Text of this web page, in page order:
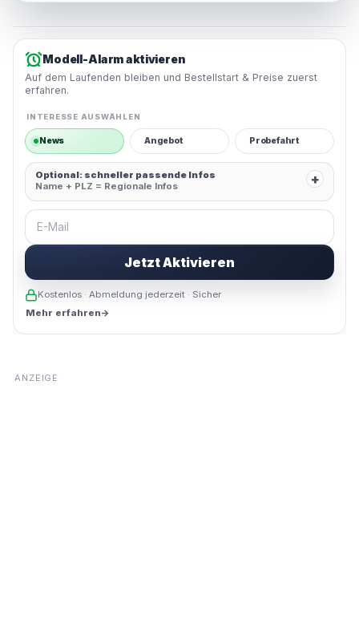
Modell-Alarm aktivieren
Auf dem Laufenden bleiben und Bestellstart & Preise zuerst
erfahren.
INTERESSE AUSWÄHLEN
News Angebot Probefahrt
Optional: schneller passende Infos
Name + PLZ = Regionale Infos
+
E-Mail
Jetzt Aktivieren
Kostenlos · Abmeldung jederzeit · Sicher
Mehr erfahren→